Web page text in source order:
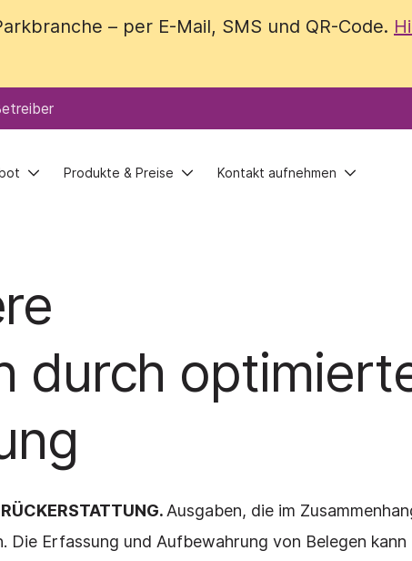
– per E-Mail, SMS und QR-Code.
Produkte & Preise Kontakt aufnehmen
– per E-Mail, SMS und QR-Code.
Produkte & Preise Kontakt aufnehmen
durch
Ausgaben, die im
Erfassung und Aufbewahrung von Belegen kann